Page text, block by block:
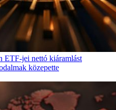
ETF-jei nettó kiáramlást
közepette